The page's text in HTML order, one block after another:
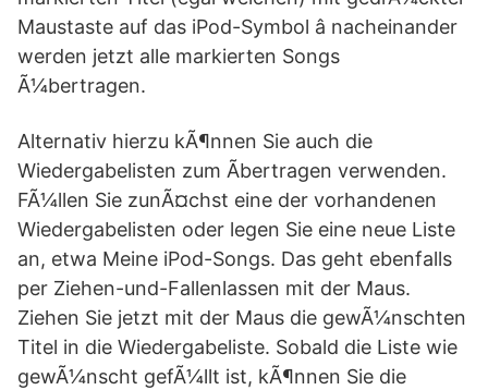
Maustaste auf das iPod-Symbol â nacheinander
werden jetzt alle markierten Songs
Ã¼bertragen.
Alternativ hierzu kÃ¶nnen Sie auch die
Wiedergabelisten zum Ãbertragen verwenden.
FÃ¼llen Sie zunÃ¤chst eine der vorhandenen
Wiedergabelisten oder legen Sie eine neue Liste
an, etwa Meine iPod-Songs. Das geht ebenfalls
per Ziehen-und-Fallenlassen mit der Maus.
Ziehen Sie jetzt mit der Maus die gewÃ¼nschten
Titel in die Wiedergabeliste. Sobald die Liste wie
gewÃ¼nscht gefÃ¼llt ist, kÃ¶nnen Sie die